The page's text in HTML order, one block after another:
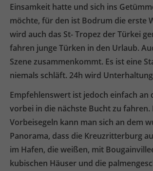
Einsamkeit hatte und sich ins
möchte, für den ist Bodrum die erste
wird auch das St- Tropez der Türkei
fahren junge Türken in den Urlaub.
Szene zusammenkommt. Es ist eine
niemals schläft. 24h wird
Empfehlenswert ist jedoch einfach an
vorbei in die nächste Bucht zu fahren.
Vorbeisegeln kann man sich an dem
Panorama, dass die Kreuzritterburg
im Hafen, die weißen, mit
kubischen Häuser und die